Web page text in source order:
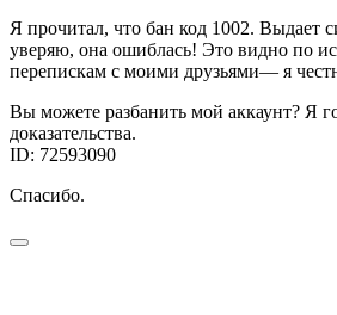
Я прочитал, что бан код 1002. Выдает
уверяю, она ошиблась! Это видно по
перепискам с моими друзьями— я
Вы можете разбанить мой аккаунт? Я
доказательства.
ID: 72593090
Спасибо.